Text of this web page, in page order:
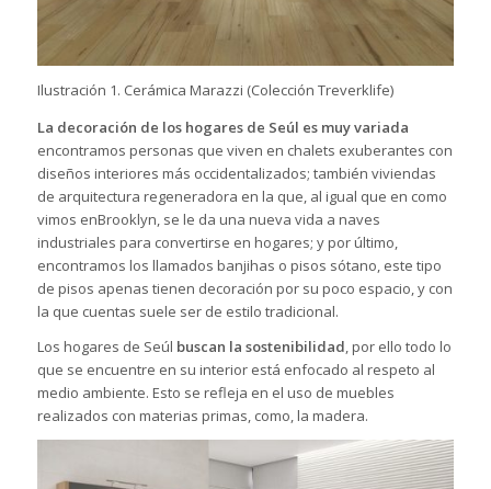
Ilustración 1. Cerámica Marazzi (Colección Treverklife)
La decoración de los hogares de Seúl es muy variada
encontramos personas que viven en chalets exuberantes con
diseños interiores más occidentalizados; también viviendas
de arquitectura regeneradora en la que, al igual que en como
vimos enBrooklyn, se le da una nueva vida a naves
industriales para convertirse en hogares; y por último,
encontramos los llamados banjihas o pisos sótano, este tipo
de pisos apenas tienen decoración por su poco espacio, y con
la que cuentas suele ser de estilo tradicional.
Los hogares de Seúl buscan la sostenibilidad, por ello todo lo
que se encuentre en su interior está enfocado al respeto al
medio ambiente. Esto se refleja en el uso de muebles
realizados con materias primas, como, la madera.